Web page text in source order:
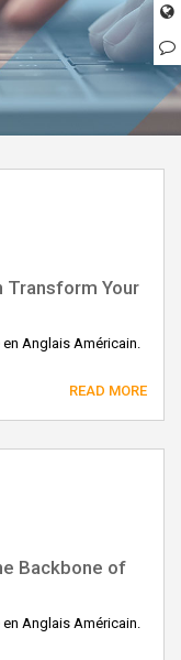
Transform Your
Anglais Américain.
READ MORE
Backbone of
Anglais Américain.